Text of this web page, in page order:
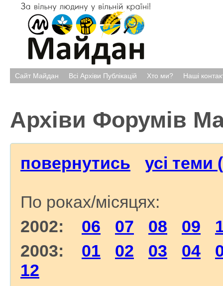
Сайт Майдан Всі Архіви Публікацій Хто ми? Наші
Архіви Форумів
повернутись усі теми
По роках/місяцях:
2002: 06 07 08 09
2003: 01 02 03 04
12